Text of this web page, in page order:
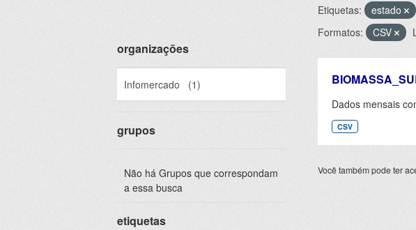
organizações
Infomercado (1)
grupos
Não há Grupos que correspondam
a essa busca
etiquetas
Etiquetas: estado
Formatos:
CSV
Dados mensais
CSV
Você também pode ter